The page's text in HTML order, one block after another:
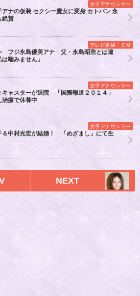
女子アナウンサー
アナの仮装 セクシー魔女に変身 カトパン 永
絶賛
テレビ番組・ＣＭ
フジ永島優美アナ 父・永島昭浩とは違
噛みません」
女子アナウンサー
キャスターが退院 「国際報道２０１４」
治療で休養中
女子アナウンサー
＆中村光宏が結婚！ 「めざまし」にて生
NEXT